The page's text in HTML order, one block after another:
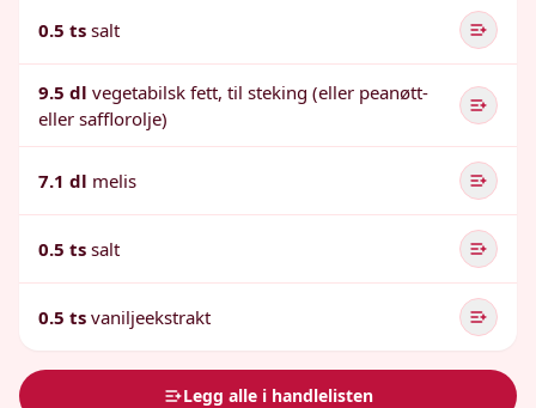
0.5 ts salt
9.5 dl vegetabilsk fett, til steking (eller peanøtt-
eller safflorolje)
7.1 dl melis
0.5 ts salt
0.5 ts vaniljeekstrakt
Legg alle i handlelisten